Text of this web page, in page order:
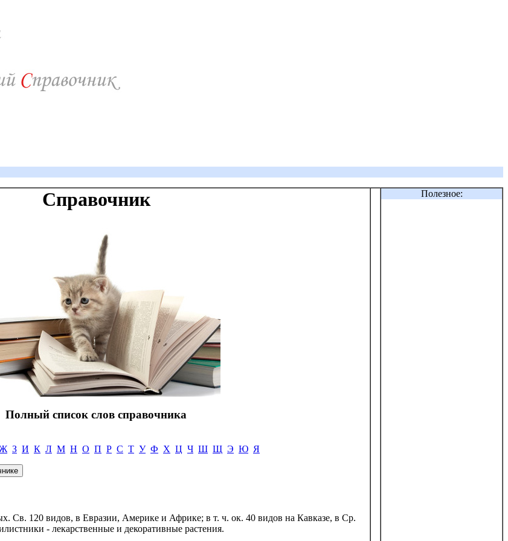
Справочник
Полный список слов справочника
З И К Л М Н О П Р С Т У Ф Х Ц Ч Ш Щ Э Ю Я
Св. 120 видов, в Евразии, Америке и Африке; в т. ч. ок. 40 видов на Кавказе, в Ср.
- лекарственные и декоративные растения.
Полезное: